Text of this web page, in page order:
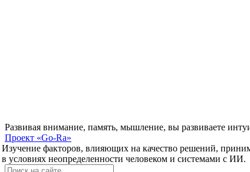
Развивая внимание, память, мышление, вы развиваете
Проект «Go-Ra»
Изучение факторов, влияющих на качество решений,
в условиях неопределенности человеком и системами с ИИ.